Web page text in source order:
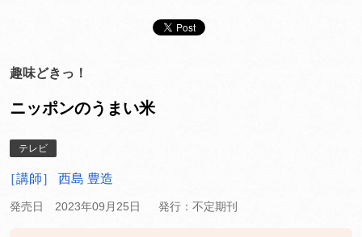
趣味どきっ！
ニッポンのうまい米
テレビ
［講師］ 西島 豊造
発売日 2023年09月25日 発行：不定期刊